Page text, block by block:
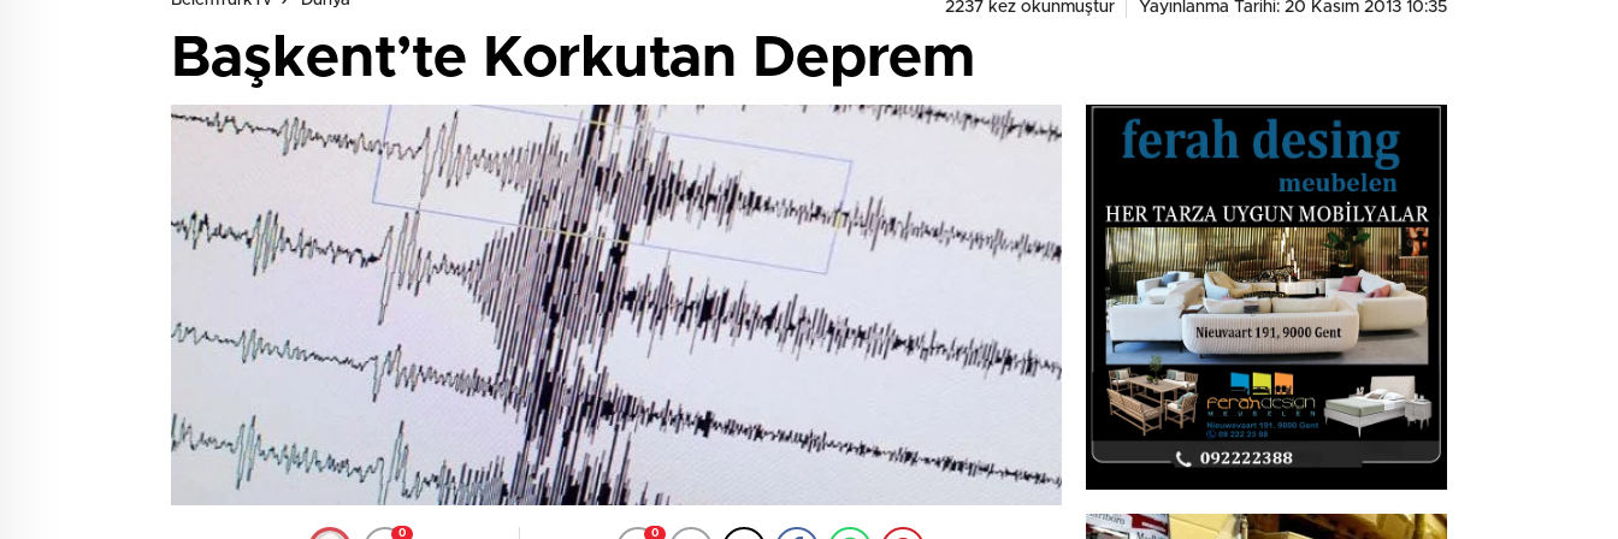
2237 kez okunmuştur Yayınlanma Tarihi: 20 Kasım 2013 10:35
Başkent’te Korkutan Deprem
0 0